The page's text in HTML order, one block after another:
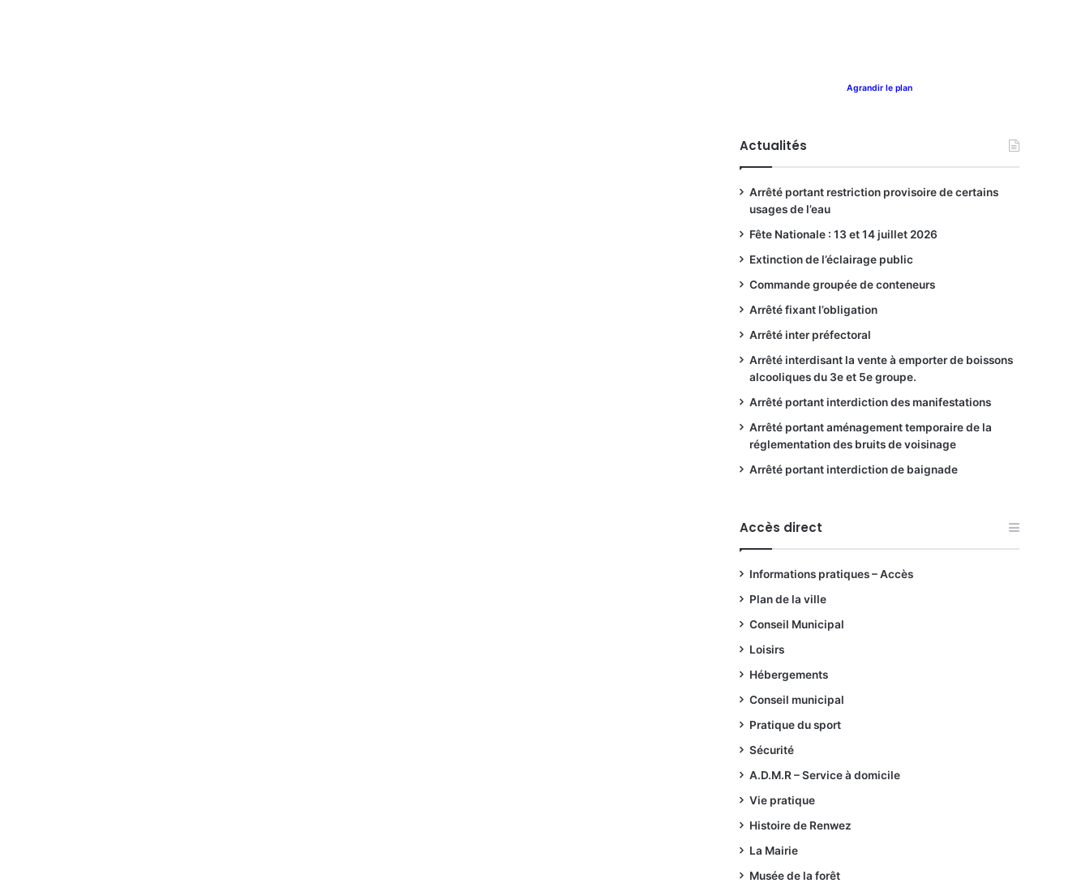
Agrandir le plan
Actualités
Arrêté portant restriction provisoire de certains
usages de l’eau
Fête Nationale : 13 et 14 juillet 2026
Extinction de l’éclairage public
Commande groupée de conteneurs
Arrêté fixant l’obligation
Arrêté inter préfectoral
Arrêté interdisant la vente à emporter de boissons
alcooliques du 3e et 5e groupe.
Arrêté portant interdiction des manifestations
Arrêté portant aménagement temporaire de la
réglementation des bruits de voisinage
Arrêté portant interdiction de baignade
Accès direct
Informations pratiques – Accès
Plan de la ville
Conseil Municipal
Loisirs
Hébergements
Conseil municipal
Pratique du sport
Sécurité
A.D.M.R – Service à domicile
Vie pratique
Histoire de Renwez
La Mairie
Musée de la forêt